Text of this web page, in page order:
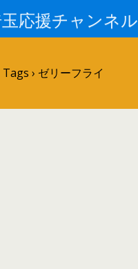
応援チャンネル
Tags › ゼリーフライ